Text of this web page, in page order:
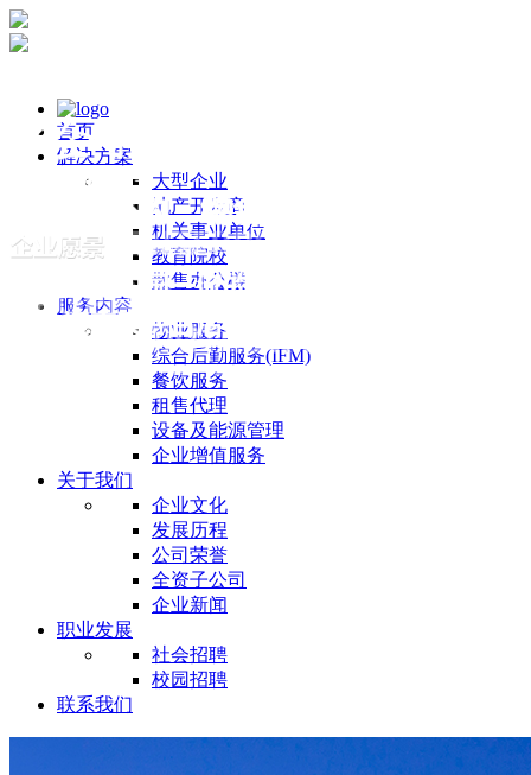
首页
解决方案
大型企业
地产开发商
机关事业单位
教育院校
散售办公楼
服务内容
物业服务
综合后勤服务(IFM)
餐饮服务
租售代理
设备及能源管理
企业增值服务
关于我们
企业文化
发展历程
公司荣誉
全资子公司
企业新闻
职业发展
社会招聘
校园招聘
联系我们